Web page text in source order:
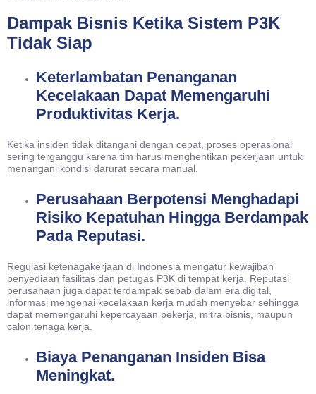
Dampak Bisnis Ketika Sistem P3K
Tidak Siap
Keterlambatan Penanganan
Kecelakaan Dapat Memengaruhi
Produktivitas Kerja.
Ketika insiden tidak ditangani dengan cepat, proses operasional
sering terganggu karena tim harus menghentikan pekerjaan untuk
menangani kondisi darurat secara manual.
Perusahaan Berpotensi Menghadapi
Risiko Kepatuhan Hingga Berdampak
Pada Reputasi.
Regulasi ketenagakerjaan di Indonesia mengatur kewajiban
penyediaan fasilitas dan petugas P3K di tempat kerja. Reputasi
perusahaan juga dapat terdampak sebab dalam era digital,
informasi mengenai kecelakaan kerja mudah menyebar sehingga
dapat memengaruhi kepercayaan pekerja, mitra bisnis, maupun
calon tenaga kerja.
Biaya Penanganan Insiden Bisa
Meningkat.